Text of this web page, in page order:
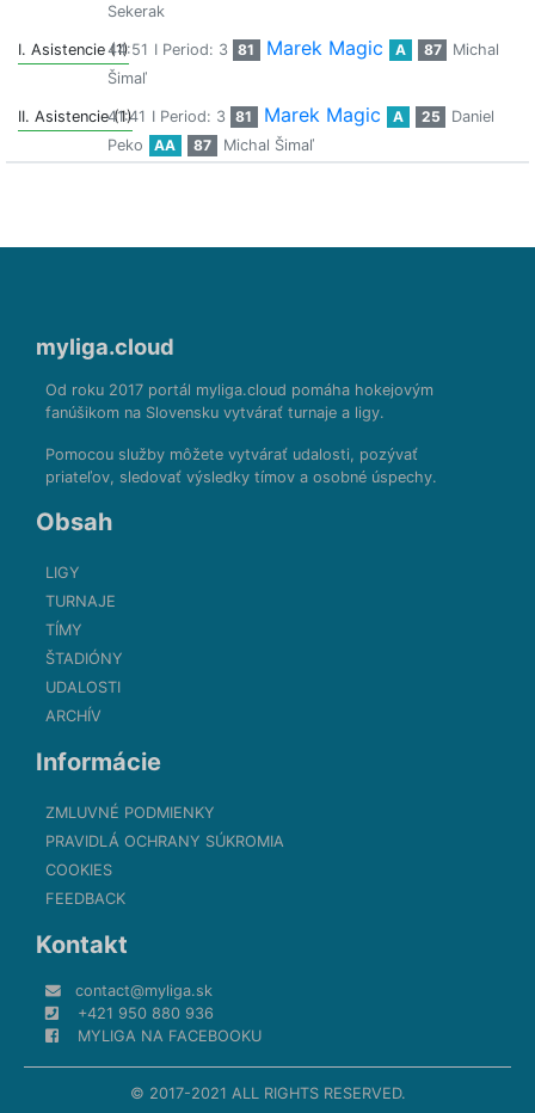
Sekerak
I. Asistencie (1)44:51 I Period: 3 81 Marek Magic A 87
Michal
Šimaľ
II. Asistencie (1)
41:41 I Period: 3 81 Marek Magic A 25
Daniel
Peko
AA 87 Michal Šimaľ
myliga.cloud
Od roku 2017 portál myliga.cloud pomáha hokejovým
fanúšikom na Slovensku vytvárať turnaje a ligy.
Pomocou služby môžete vytvárať udalosti, pozývať
priateľov, sledovať výsledky tímov a osobné úspechy.
Obsah
LIGY
TURNAJE
TÍMY
ŠTADIÓNY
UDALOSTI
ARCHÍV
Informácie
ZMLUVNÉ PODMIENKY
PRAVIDLÁ OCHRANY SÚKROMIA
COOKIES
FEEDBACK
Kontakt
contact@myliga.sk
+421 950 880 936
MYLIGA NA FACEBOOKU
© 2017-2021 ALL RIGHTS RESERVED.